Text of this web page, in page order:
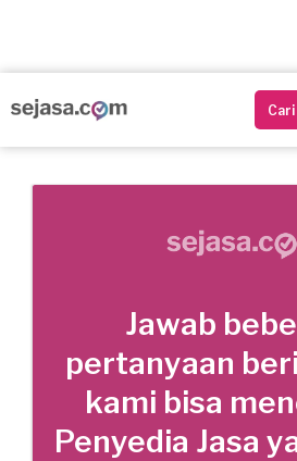
Jawab
pertanyaan
kami bisa
Penyedia Jasa